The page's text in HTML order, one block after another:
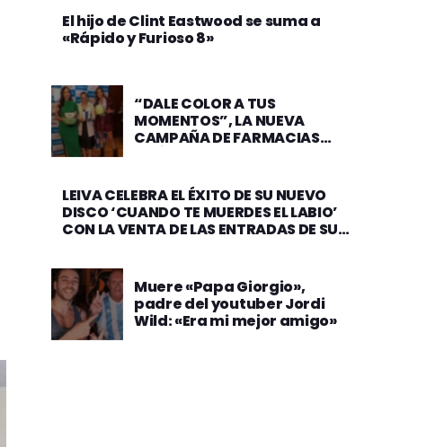
El hijo de Clint Eastwood se suma a
«Rápido y Furioso 8»
“DALE COLOR A TUS
MOMENTOS”, LA NUEVA
CAMPAÑA DE FARMACIAS
LEIVA CELEBRA EL ÉXITO DE SU NUEVO
DISCO ‘CUANDO TE MUERDES EL LABIO’
CON LA VENTA DE LAS ENTRADAS DE SU
Muere «Papa Giorgio»,
padre del youtuber Jordi
Wild: «Era mi mejor amigo»